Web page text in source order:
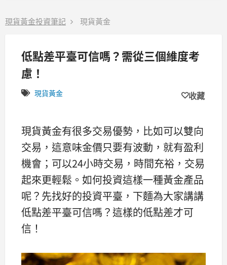
現貨黃金投資筆記 現貨黃金
低點差平臺可信嗎？需從三個維度考
慮！
現貨黃金 收藏
現貨黃金有很多交易優勢，比如可以雙向
交易，這意味金價只要有波動，就有盈利
機會；可以24小時交易，時間充裕，交易
起來更輕鬆。如何投資這樣一種黃金產品
呢？先找好的投資平臺，下麵為大家講講
低點差平臺可信嗎？這樣的低點差才可
信！